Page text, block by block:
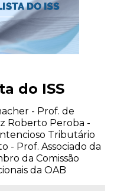
do ISS
- Prof. de
Roberto Peroba -
Tributário
- Prof. Associado da
da Comissão
da OAB